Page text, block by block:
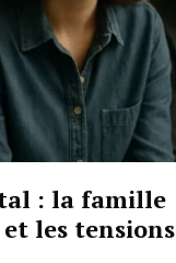
: la famille
les tensions